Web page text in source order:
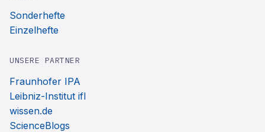
Sonderhefte
Einzelhefte
UNSERE PARTNER
Fraunhofer IPA
Leibniz-Institut ifl
wissen.de
ScienceBlogs